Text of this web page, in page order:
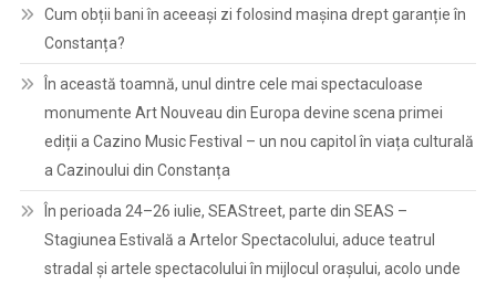
Cum obții bani în aceeași zi folosind mașina drept garanție în
Constanța?
În această toamnă, unul dintre cele mai spectaculoase
monumente Art Nouveau din Europa devine scena primei
ediții a Cazino Music Festival – un nou capitol în viața culturală
a Cazinoului din Constanța
În perioada 24–26 iulie, SEAStreet, parte din SEAS –
Stagiunea Estivală a Artelor Spectacolului, aduce teatrul
stradal și artele spectacolului în mijlocul orașului, acolo unde